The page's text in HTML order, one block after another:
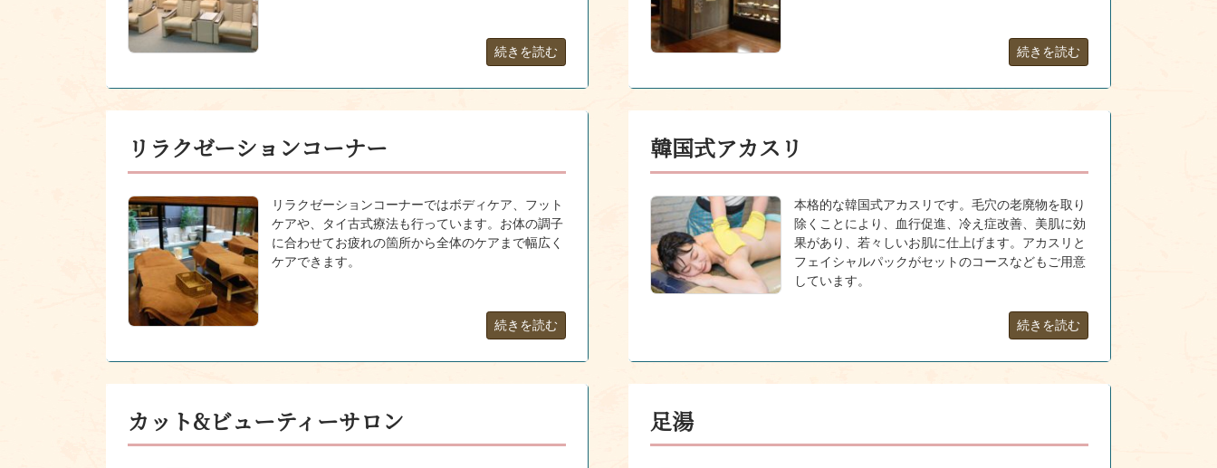
続きを読む 続きを読む
リラクゼーションコーナー
リラクゼーションコーナーではボディケア、フット
ケアや、タイ古式療法も行っています。お体の調子
に合わせてお疲れの箇所から全体のケアまで幅広く
ケアできます。
続きを読む
韓国式アカスリ
本格的な韓国式アカスリです。毛穴の老廃物を取り
除くことにより、血行促進、冷え症改善、美肌に効
果があり、若々しいお肌に仕上げます。アカスリと
フェイシャルパックがセットのコースなどもご用意
しています。
続きを読む
カット&ビューティーサロン 足湯